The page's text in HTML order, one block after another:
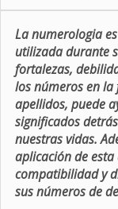
La numerologia
utilizada durante
fortalezas,
los números en
apellidos, puede
significados
nuestras vidas.
aplicación de
compatibilidad y
sus números de